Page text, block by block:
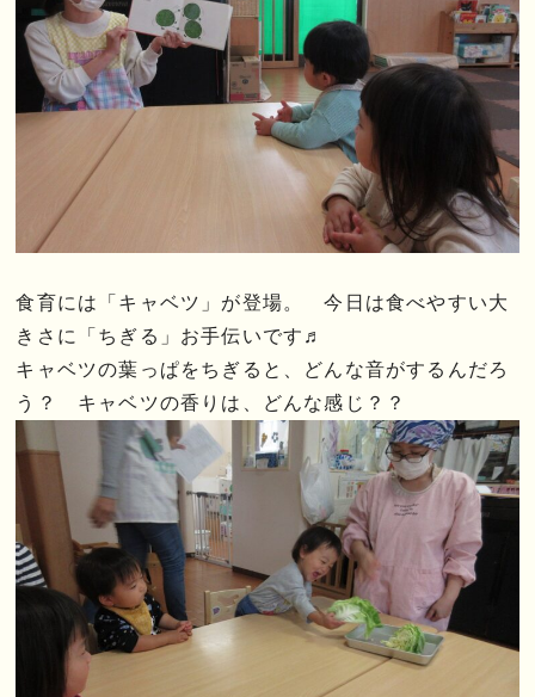
食育には「キャベツ」が登場。 今日は食べやすい大
きさに「ちぎる」お手伝いです♬
キャベツの葉っぱをちぎると、どんな音がするんだろ
う？ キャベツの香りは、どんな感じ？？